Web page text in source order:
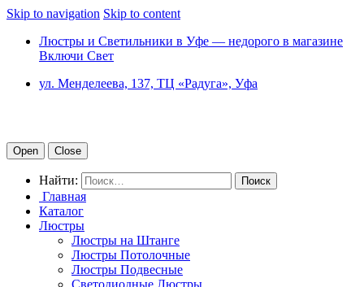
Skip to navigation Skip to content
Люстры и Светильники в Уфе — недорого в магазине
Включи Свет
ул. Менделеева, 137, ТЦ «Радуга», Уфа
Open Close
Найти:
Главная
Каталог
Люстры
Люстры на Штанге
Люстры Потолочные
Люстры Подвесные
Светодиодные Люстры